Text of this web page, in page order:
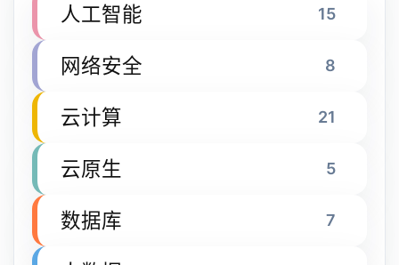
人工智能 15
网络安全 8
云计算 21
云原生 5
数据库 7